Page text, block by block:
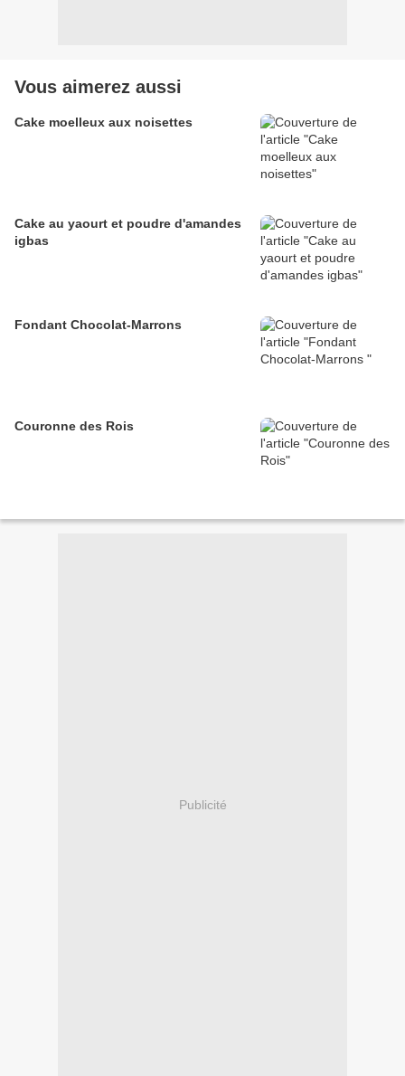
Vous aimerez aussi
Cake moelleux aux noisettes
Cake au yaourt et poudre d'amandes
igbas
Fondant Chocolat-Marrons
Couronne des Rois
Publicité